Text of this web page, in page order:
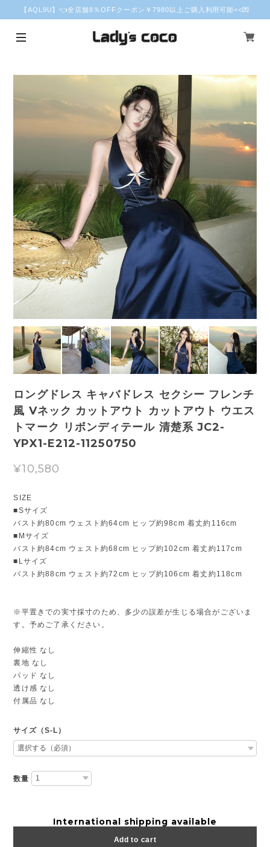
【AQL9U】👈全店舗8％OFFクーポン￥7980以上ご購入利用可能<<💌
ロングドレス キャバドレス セクシー フレンチ
風 Vネック カットアウト カットアウト ウエス
トマーク リボンディテール 清楚系 JC2-
YPX1-E212-11250750
¥10,580
SIZE
■Sサイズ
バスト約80cm ウェスト約64cm ヒップ約98cm 着丈約116cm
■Mサイズ
バスト約84cm ウェスト約68cm ヒップ約102cm 着丈約117cm
■Lサイズ
バスト約88cm ウェスト約72cm ヒップ約106cm 着丈約118cm
※平置きでの実寸採寸のため、多少の誤差が生じる場合がございま
す。予めご了承ください。
伸縮性 なし
裏地 なし
パッド なし
透け感 なし
付属品 なし
サイズ（S-L）
数量
International shipping available
Add to cart